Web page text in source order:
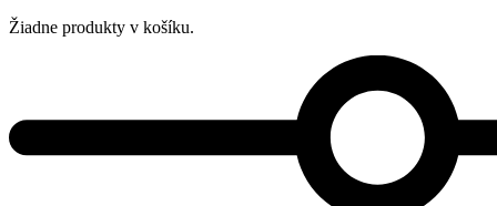
Žiadne produkty v košíku.